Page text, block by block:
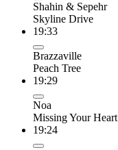
Shahin & Sepehr
Skyline Drive
19:33
Brazzaville
Peach Tree
19:29
Noa
Missing Your Heart
19:24